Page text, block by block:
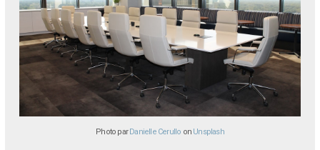
Photo par Danielle Cerullo on Unsplash